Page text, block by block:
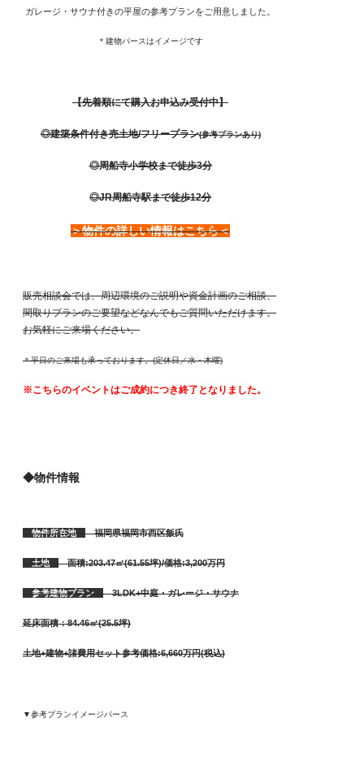
ガレージ・サウナ付きの平屋の参考プランをご用意しました。
＊建物パースはイメージです
【先着順にて購入お申込み受付中】
◎建築条件付き売土地/フリープラン(参考プランあり)
◎周船寺小学校まで徒歩3分
◎JR周船寺駅まで徒歩12分
＞物件の詳しい情報はこちら＜
販売相談会では、周辺環境のご説明や資金計画のご相談、
間取りプランのご要望などなんでもご質問いただけます。
お気軽にご来場ください。
＊平日のご来場も承っております。(定休日／水・木曜)
※こちらのイベントはご成約につき終了となりました。
◆物件情報
物件所在地 福岡県福岡市西区飯氏
土地 面積:203.47㎡(61.55坪)/価格:3,200万円
参考建物プラン 3LDK+中庭・ガレージ・サウナ
延床面積：84.46㎡(25.5坪)
土地+建物+諸費用セット参考価格:6,660万円(税込)
▼参考プランイメージパース